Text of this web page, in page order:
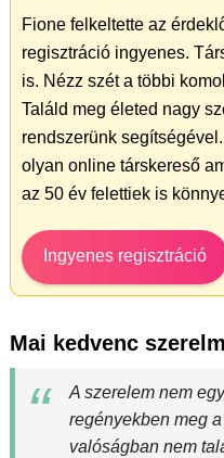
Fione felkeltette az
regisztráció ingyenes.
is. Nézz szét a többi
Találd meg életed nagy
rendszerünk
olyan online társkereső
az 50 év felettiek is
Ingyenes regisztráció
Mai kedvenc
A szerelem nem
regényekben meg
valóságban nem